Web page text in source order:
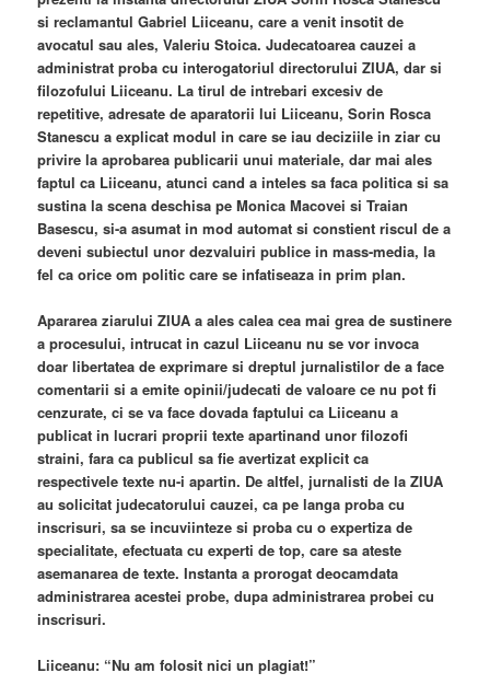
si reclamantul Gabriel Liiceanu, care a venit insotit de
avocatul sau ales, Valeriu Stoica. Judecatoarea cauzei a
administrat proba cu interogatoriul directorului ZIUA, dar si
filozofului Liiceanu. La tirul de intrebari excesiv de
repetitive, adresate de aparatorii lui Liiceanu, Sorin Rosca
Stanescu a explicat modul in care se iau deciziile in ziar cu
privire la aprobarea publicarii unui materiale, dar mai ales
faptul ca Liiceanu, atunci cand a inteles sa faca politica si sa
sustina la scena deschisa pe Monica Macovei si Traian
Basescu, si-a asumat in mod automat si constient riscul de a
deveni subiectul unor dezvaluiri publice in mass-media, la
fel ca orice om politic care se infatiseaza in prim plan.
Apararea ziarului ZIUA a ales calea cea mai grea de sustinere
a procesului, intrucat in cazul Liiceanu nu se vor invoca
doar libertatea de exprimare si dreptul jurnalistilor de a face
comentarii si a emite opinii/judecati de valoare ce nu pot fi
cenzurate, ci se va face dovada faptului ca Liiceanu a
publicat in lucrari proprii texte apartinand unor filozofi
straini, fara ca publicul sa fie avertizat explicit ca
respectivele texte nu-i apartin. De altfel, jurnalisti de la ZIUA
au solicitat judecatorului cauzei, ca pe langa proba cu
inscrisuri, sa se incuviinteze si proba cu o expertiza de
specialitate, efectuata cu experti de top, care sa ateste
asemanarea de texte. Instanta a prorogat deocamdata
administrarea acestei probe, dupa administrarea probei cu
inscrisuri.
Liiceanu: “Nu am folosit nici un plagiat!”